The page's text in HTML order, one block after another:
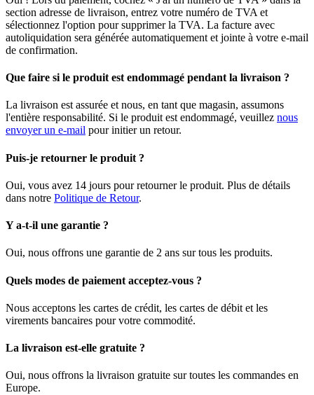
section adresse de livraison, entrez votre numéro de TVA et
sélectionnez l'option pour supprimer la TVA. La facture avec
autoliquidation sera générée automatiquement et jointe à votre e-mail
de confirmation.
Que faire si le produit est endommagé pendant la livraison ?
La livraison est assurée et nous, en tant que magasin, assumons
l'entière responsabilité. Si le produit est endommagé, veuillez nous
envoyer un e-mail pour initier un retour.
Puis-je retourner le produit ?
Oui, vous avez 14 jours pour retourner le produit. Plus de détails
dans notre Politique de Retour.
Y a-t-il une garantie ?
Oui, nous offrons une garantie de 2 ans sur tous les produits.
Quels modes de paiement acceptez-vous ?
Nous acceptons les cartes de crédit, les cartes de débit et les
virements bancaires pour votre commodité.
La livraison est-elle gratuite ?
Oui, nous offrons la livraison gratuite sur toutes les commandes en
Europe.